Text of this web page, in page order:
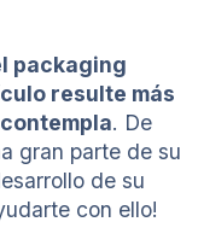
packaging
resulte más
. De
gran parte de su
de su
con ello!